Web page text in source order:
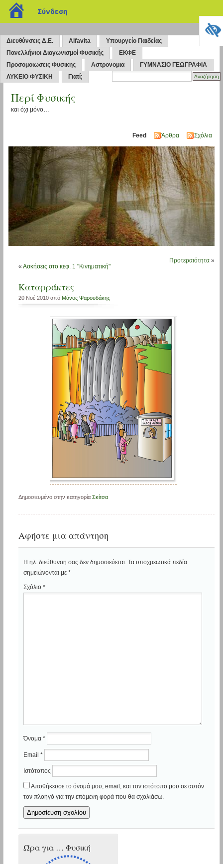
Διευθύνσεις Δ.Ε. Alfavita
Υπουργείο Παιδείας
Πανελλήνιοι Διαγωνισμοί Φυσικής
ΕΚΦΕ
Προσομοιωσεις Φυσικης
Αστρονομια
ΓΥΜΝΑΣΙΟ ΓΕΩΓΡΑΦΙΑ
ΛΥΚΕΙΟ ΦΥΣΙΚΗ
Γιατί;
Περί Φυσικής
και όχι μόνο…
Feed Άρθρα Σχόλια
« Ασκήσεις στο κεφ. 1 "Κινηματική"
Προτεραιότητα »
Καταρράκτες
20 Νοέ 2010 από Μάνος Ψαρουδάκης
Δημοσιευμένο στην κατηγορία Σκίτσα
Αφήστε μια απάντηση
Η ηλ. διεύθυνση σας δεν δημοσιεύεται. Τα υποχρεωτικά πεδία
σημειώνονται με *
Σχόλιο *
Όνομα *
Email *
Ιστότοπος
Αποθήκευσε το όνομά μου, email, και τον ιστότοπο μου σε αυτόν
τον πλοηγό για την επόμενη φορά που θα σχολιάσω.
Ώρα για … Φυσική
blogs.sch.gr
Σύνδεση